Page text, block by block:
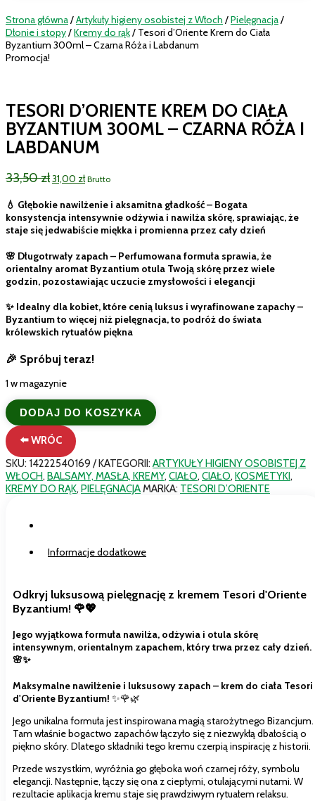
Strona główna/Artykuły higieny osobistej z Włoch /Pielęgnacja/
Dłonie i stopy/Kremy do rąk/ Tesori d’Oriente Krem do Ciała
Byzantium 300ml – Czarna Róża i Labdanum
Promocja!
TESORI D’ORIENTE KREM DO CIAŁA
BYZANTIUM 300ML – CZARNA RÓŻA I
LABDANUM
33,50zł Pierwotna
wynosiła:
33,50 zł.
31,00 złAktualna
wynosi:
31,00 zł.
Brutto
💧 Głębokie nawilżenie i aksamitna gładkość – Bogata
konsystencja intensywnie odżywia i nawilża skórę, sprawiając, że
staje się jedwabiście miękka i promienna przez cały dzień
🌸 Długotrwały zapach – Perfumowana formuła sprawia, że
orientalny aromat Byzantium otula Twoją skórę przez wiele
godzin, pozostawiając uczucie zmysłowości i elegancji
✨ Idealny dla kobiet, które cenią luksus i wyrafinowane zapachy –
Byzantium to więcej niż pielęgnacja, to podróż do świata
królewskich rytuałów piękna
🎉 Spróbuj teraz!
1 w magazynie
ilość
Tesori
d'Oriente
Krem
do
Ciała
Byzantium
300ml
Labdanum
DODAJ DO KOSZYKA
⬅️ WRÓC
SKU: 14222540169 KATEGORII:ARTYKUŁY HIGIENY OSOBISTEJ Z
WŁOCH, BALSAMY, MASŁA, KREMY, CIAŁO, CIAŁO, KOSMETYKI,
KREMY DO RĄK, PIELĘGNACJAMARKA: TESORI D’ORIENTE
Informacje dodatkowe
Odkryj luksusową pielęgnację z kremem Tesori d'Oriente
Byzantium! 🌹💖
Jego wyjątkowa formuła nawilża, odżywia i otula skórę
intensywnym, orientalnym zapachem, który trwa przez cały dzień.
🌸✨
Maksymalne nawilżenie i luksusowy zapach – krem do ciała Tesori
d'Oriente Byzantium! ✨🌹🌿
Jego unikalna formuła jest inspirowana magią starożytnego Bizancjum.
Tam właśnie bogactwo zapachów łączyło się z niezwykłą dbałością o
piękno skóry. Dlatego składniki tego kremu czerpią inspirację z historii.
Przede wszystkim, wyróżnia go głęboka woń czarnej róży, symbolu
elegancji. Następnie, łączy się ona z ciepłymi, otulającymi nutami. W
rezultacie aplikacja kremu staje się prawdziwym rytuałem relaksu.